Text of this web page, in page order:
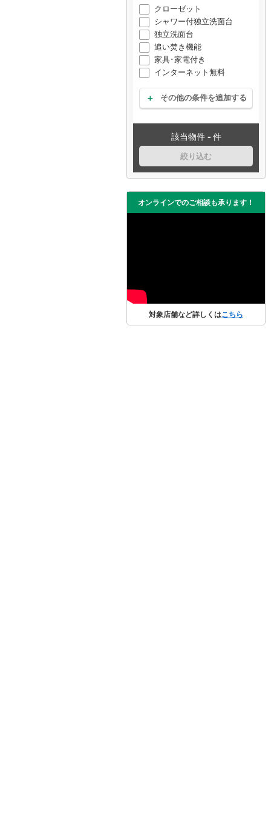
クローゼット
シャワー付独立洗面台
独立洗面台
追い焚き機能
家具･家電付き
インターネット無料
その他の条件を追加する
該当物件 - 件
絞り込む
オンラインでのご相談も承ります！
対象店舗など詳しくはこちら